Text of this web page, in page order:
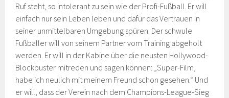
Ruf steht, so intolerant zu sein wie der Profi-Fußball. Er will
einfach nur sein Leben leben und dafür das Vertrauen in
seiner unmittelbaren Umgebung spüren. Der schwule
Fußballer will von seinem Partner vom Training abgeholt
werden. Er will in der Kabine über die neusten Hollywood-
Blockbuster mitreden und sagen können: „Super-Film,
habe ich neulich mit meinem Freund schon gesehen.“ Und
er will, dass der Verein nach dem Champions-League-Sieg